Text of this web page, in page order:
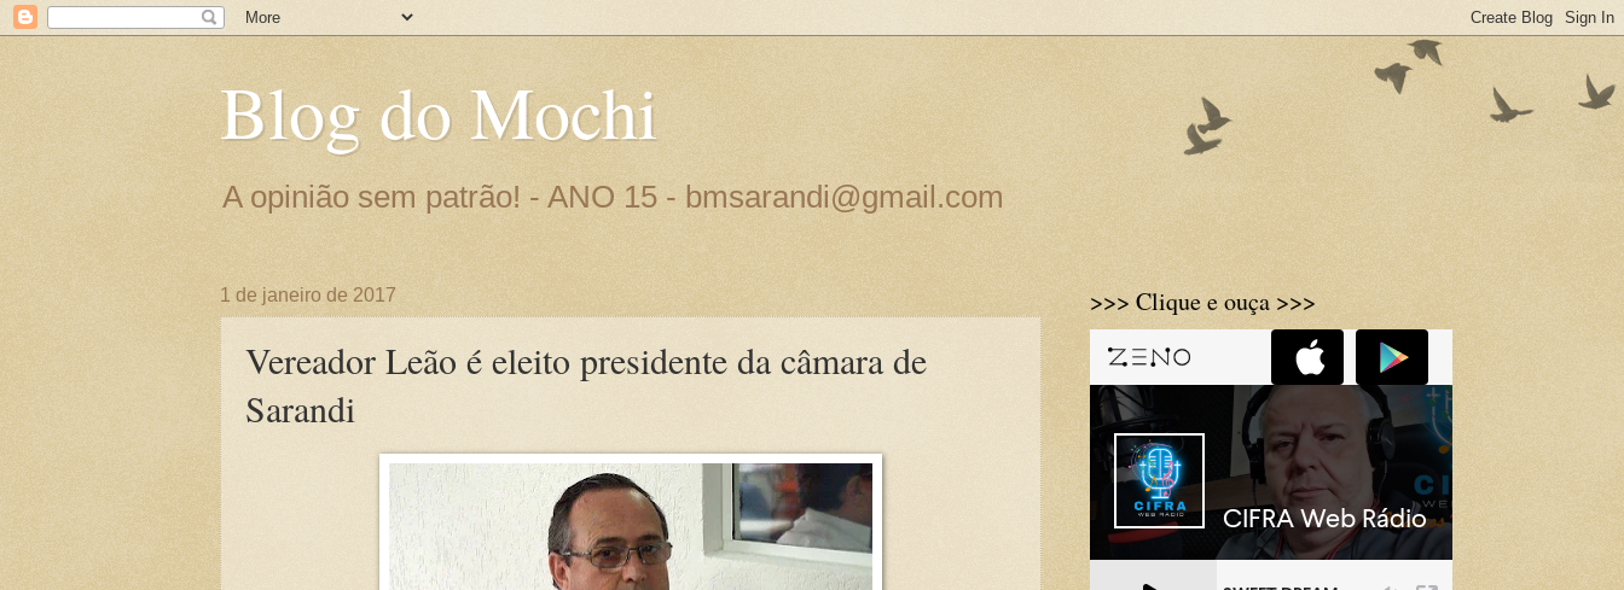
Blog do Mochi
A opinião sem patrão! - ANO 15 - bmsarandi@gmail.com
1 de janeiro de 2017
Vereador Leão é eleito presidente da câmara de
Sarandi
>>> Clique e ouça >>>